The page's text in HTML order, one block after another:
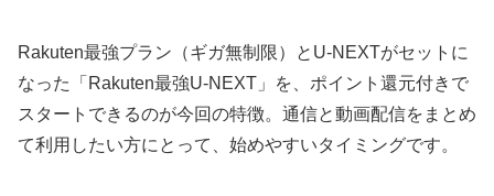
Rakuten最強プラン（ギガ無制限）とU-NEXTがセットに
なった「Rakuten最強U-NEXT」を、ポイント還元付きで
スタートできるのが今回の特徴。通信と動画配信をまとめ
て利用したい方にとって、始めやすいタイミングです。